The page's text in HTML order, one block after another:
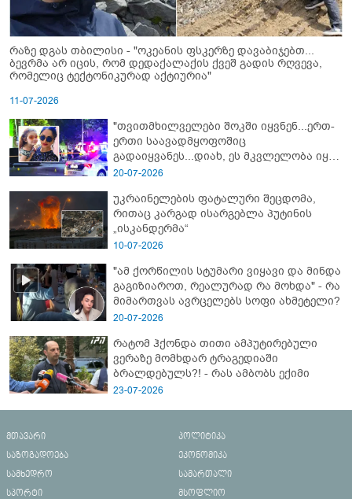
რაზე დგას თბილისი - "ოკეანის ფსკერზე დავაბიჯებთ...
ბევრმა არ იცის, რომ დედაქალაქის ქვეშ გადის რღვევა,
რომელიც ტექტონიკურად აქტიურია"
11-07-2026
"თვითმხილველები შოკში იყვნენ...ერთ-
ერთი საავადმყოფოშიც
გადაიყვანეს...დიახ, ეს მკვლელობა იყო"
- გორში დატრიალებული ტრაგედიის
20-07-2026
უკრაინელების ფატალური შეცდომა,
რითაც კარგად ისარგებლა პუტინის
„ისკანდერმა“
10-07-2026
"ამ ქორწილის სტუმარი ვიყავი და მინდა
გაგიზიაროთ, რეალურად რა მოხდა" - რა
მიმართვას ავრცელებს სოფი ახმეტელი?
20-07-2026
რატომ ჰქონდა თითი ამპუტირებული
ვერაზე მომხდარ ტრაგედიაში
ბრალდებულს?! - რას ამბობს ექიმი
23-07-2026
მთავარი
პოლიტიკა
საზოგადოება
ეკონომიკა
სამხედრო
სამართალი
სპორტი
მსოფლიო